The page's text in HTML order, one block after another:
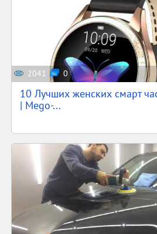
2041 0
10 Лучших женских смарт
| Mego-...